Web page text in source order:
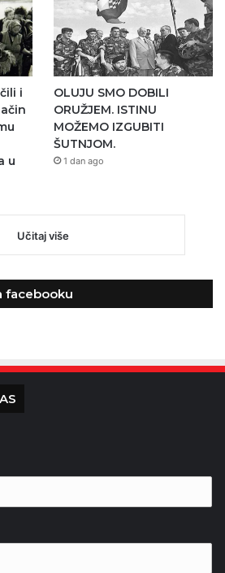
i
u
OLUJU SMO DOBILI
ORUŽJEM. ISTINU
MOŽEMO IZGUBITI
ŠUTNJOM.
1 dan ago
Učitaj više
facebooku